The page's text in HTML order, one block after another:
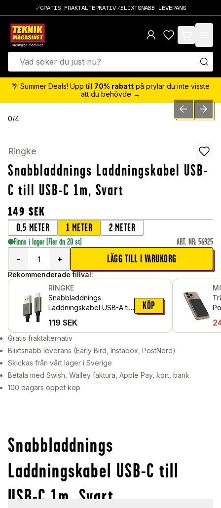
GRATIS FRAKTALTERNATIV BLIXTSNABB LEVERANS
items in cart,
🌴 Summer Deals! Upp till 70% rabatt på prylar du inte visste
att du behövde →
0/4 PREVIOUSNEXT
Ringke
Snabbladdnings Laddningskabel USB-
C till USB-C 1m, Svart
149 SEK
0,5 METER 1 METER 2 METER
Finns i lager (Fler än 20 st) ART. NR: 56925
-
+ LÄGG TILL I VARUKORG
Rekommenderade tillval:
RINGKE
Snabbladdnings
Laddningskabel USB-A till
119 SEK
KÖP
Gratis fraktalternativ
Blixtsnabb leverans (Early Bird, Instabox, PostNord)
Skickas från vårt lager i Sverige
Betala med Swish, Walley faktura, Apple Pay, kort, bank
100 dagars öppet köp
Snabbladdnings
Laddningskabel USB-C till
USB-C 1m, Svart